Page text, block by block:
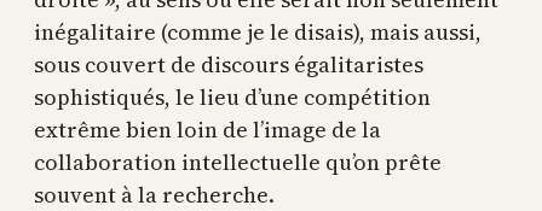
inégalitaire (comme je le disais), mais aussi,
sous couvert de discours égalitaristes
sophistiqués, le lieu d’une compétition
extrême bien loin de l’image de la
collaboration intellectuelle qu’on prête
souvent à la recherche.